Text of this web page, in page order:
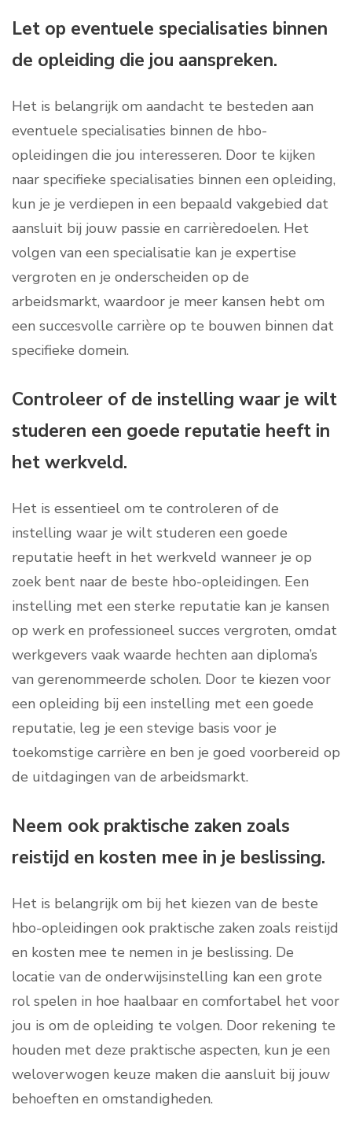
Let op eventuele specialisaties binnen
de opleiding die jou aanspreken.
Het is belangrijk om aandacht te besteden aan
eventuele specialisaties binnen de hbo-
opleidingen die jou interesseren. Door te kijken
naar specifieke specialisaties binnen een opleiding,
kun je je verdiepen in een bepaald vakgebied dat
aansluit bij jouw passie en carrièredoelen. Het
volgen van een specialisatie kan je expertise
vergroten en je onderscheiden op de
arbeidsmarkt, waardoor je meer kansen hebt om
een succesvolle carrière op te bouwen binnen dat
specifieke domein.
Controleer of de instelling waar je wilt
studeren een goede reputatie heeft in
het werkveld.
Het is essentieel om te controleren of de
instelling waar je wilt studeren een goede
reputatie heeft in het werkveld wanneer je op
zoek bent naar de beste hbo-opleidingen. Een
instelling met een sterke reputatie kan je kansen
op werk en professioneel succes vergroten, omdat
werkgevers vaak waarde hechten aan diploma’s
van gerenommeerde scholen. Door te kiezen voor
een opleiding bij een instelling met een goede
reputatie, leg je een stevige basis voor je
toekomstige carrière en ben je goed voorbereid op
de uitdagingen van de arbeidsmarkt.
Neem ook praktische zaken zoals
reistijd en kosten mee in je beslissing.
Het is belangrijk om bij het kiezen van de beste
hbo-opleidingen ook praktische zaken zoals reistijd
en kosten mee te nemen in je beslissing. De
locatie van de onderwijsinstelling kan een grote
rol spelen in hoe haalbaar en comfortabel het voor
jou is om de opleiding te volgen. Door rekening te
houden met deze praktische aspecten, kun je een
weloverwogen keuze maken die aansluit bij jouw
behoeften en omstandigheden.